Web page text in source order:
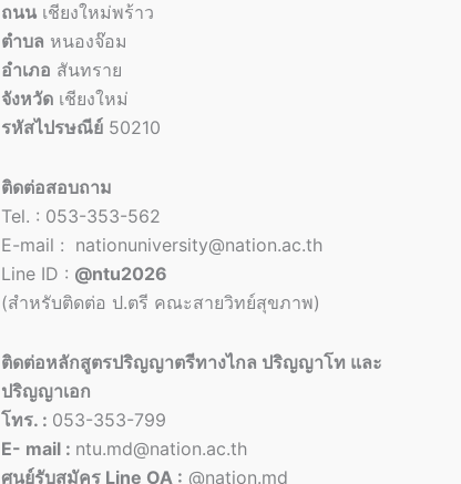
ถนนเชียงใหม่พร้าว
ตำบล หนองจ๊อม
อำเภอ สันทราย
จังหวัดเชียงใหม่
รหัสไปรษณีย์50210
ติดต่อสอบถาม
Tel. : 053-353-562
E-mail : nationuniversity@nation.ac.th
Line ID : @ntu2026
(สำหรับติดต่อ ป.ตรี คณะสายวิทย์สุขภาพ)
ติดต่อหลักสูตรปริญญาตรีทางไกล ปริญญาโท และ
ปริญญาเอก
โทร. : 053-353-799
E- mail : ntu.md@nation.ac.th
ศูนย์รับสมัคร Line OA : @nation.md